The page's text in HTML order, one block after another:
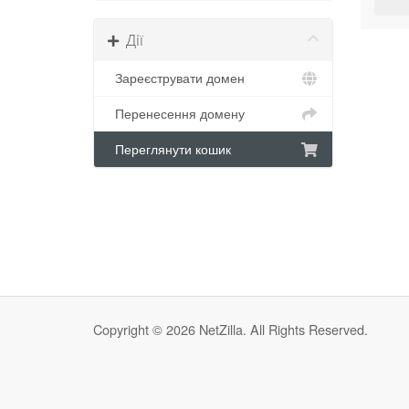
Дії
Зареєструвати домен
Перенесення домену
Переглянути кошик
Copyright © 2026 NetZilla. All Rights Reserved.